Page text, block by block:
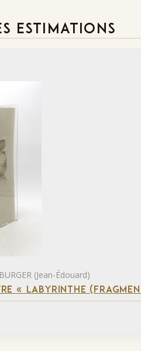
ESTIMATIONS
(Jean-Édouard)
« LABYRINTHE